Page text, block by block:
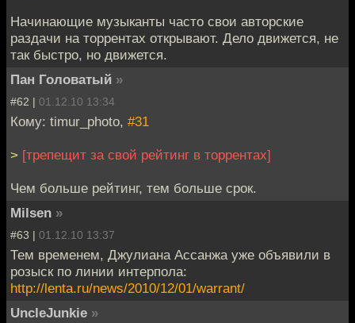
Начинающие музыканты часто свои авторские
раздачи на торрентах открывают. Дело движется, не
так быстро, но движется.
Пан Головатый »
#62 | 01.12.10 13:34
Кому: timur_photo, #31
> [трепещит за свой рейтинг в торрентах]
Чем больше рейтинг, тем больше срок.
Milsen »
#63 | 01.12.10 13:37
Тем временем, Джулиана Ассанжа уже объявили в
розыск по линии интерпола:
http://lenta.ru/news/2010/12/01/warrant/
UncleJunkie »